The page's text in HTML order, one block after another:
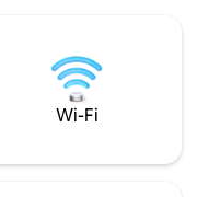
les arbres * * Il y
barbecue, une
bateau, en
les familles et les
Wi-Fi